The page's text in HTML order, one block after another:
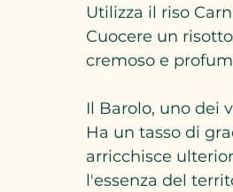
Utilizza il riso
Cuocere un
cremoso e
Il Barolo, uno dei
Ha un tasso di
arricchisce
l'essenza del